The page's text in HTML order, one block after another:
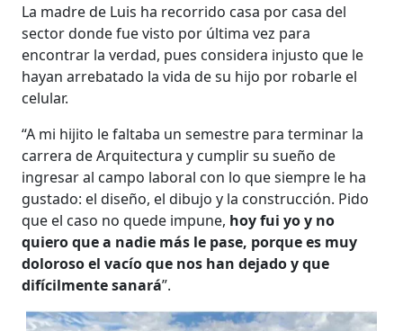
La madre de Luis ha recorrido casa por casa del
sector donde fue visto por última vez para
encontrar la verdad, pues considera injusto que le
hayan arrebatado la vida de su hijo por robarle el
celular.
“A mi hijito le faltaba un semestre para terminar la
carrera de Arquitectura y cumplir su sueño de
ingresar al campo laboral con lo que siempre le ha
gustado: el diseño, el dibujo y la construcción. Pido
que el caso no quede impune, hoy fui yo y no
quiero que a nadie más le pase, porquees muy
doloroso el vacío que nos han dejado y que
difícilmente sanará”.